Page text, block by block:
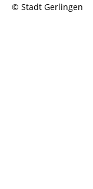
© Stadt Gerlingen